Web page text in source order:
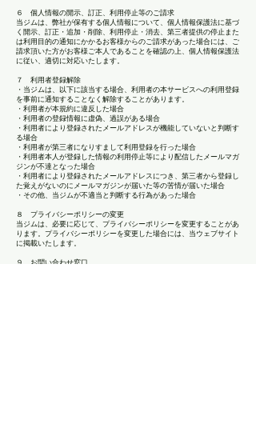
６ 個人情報の開示、訂正、利用停止等のご請求
当ジムは、弊社が保有する個人情報について、個人情報保護法に基づ
く開示、訂正・追加・削除、利用停止・消去、第三者提供の停止また
は利用目的の通知にかかるお客様からのご請求があった場合には、ご
請求頂いた方がお客様ご本人であることを確認の上、個人情報保護法
に従い、適切に対応いたします。
７ 利用者登録解除
・当ジムは、以下に該当する場合、利用者の本サービスへの利用登録
を事前に通知することなく解除することがあります。
・利用者が本規約に違反した場合
・利用者の登録情報に虚偽、過誤がある場合
・利用者により登録されたメールアドレスが機能していないと判断す
る場合
・利用者が第三者になりすまして利用登録を行った場合
・利用者本人が登録した情報の利用停止等により配信したメールマガ
ジンが不達となった場合
・利用者により登録されたメールアドレスにつき、第三者から登録し
た覚えがないのにメールマガジンが届いた等の苦情が届いた場合
・その他、当ジムが不適当と判断する行為があった場合
８ プライバシーポリシーの変更
当ジムは、必要に応じて、プライバシーポリシーを変更することがあ
ります。プライバシーポリシーを変更した場合には、当ウェブサイト
に掲載いたします。
９ お問い合わせ窓口